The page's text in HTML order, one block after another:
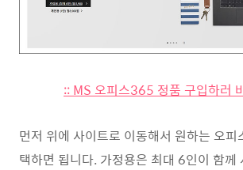
:: MS 오피스365 정품 구입하러
먼저 위에 사이트로 이동해서 원하는 오
택하면 됩니다. 가정용은 최대 6인이 함께